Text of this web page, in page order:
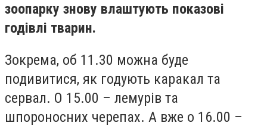
зоопарку знову влаштують показові
годівлі тварин.
Зокрема, об 11.30 можна буде
подивитися, як годують каракал та
сервал. О 15.00 – лемурів та
шпороносних черепах. А вже о 16.00 –